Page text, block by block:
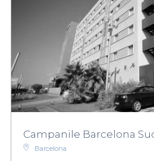
Campanile Barcelona
Barcelona